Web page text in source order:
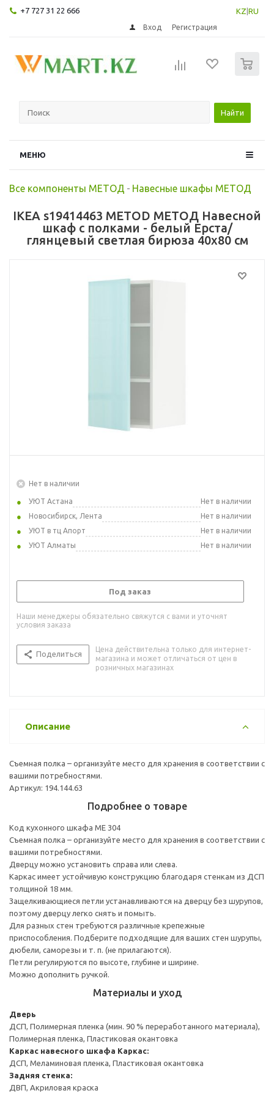
+7 727 31 22 666 KZ RU
Вход Регистрация
Найти
МЕНЮ
Все компоненты МЕТОД - Навесные шкафы МЕТОД
IKEA s19414463 METOD МЕТОД Навесной
шкаф с полками - белый Ерста/
глянцевый светлая бирюза 40x80 см
Нет в наличии
УЮТ Астана
Нет в наличии
Новосибирск, Лента
Нет в наличии
УЮТ в тц Апорт
Нет в наличии
УЮТ Алматы
Нет в наличии
Под заказ
Наши менеджеры обязательно свяжутся с вами и уточнят
условия заказа
Поделиться
Цена действительна только для интернет-
магазина и может отличаться от цен в
розничных магазинах
Описание
Съемная полка – организуйте место для хранения в соответствии с
вашими потребностями.
Артикул: 194.144.63
Подробнее о товаре
Код кухонного шкафа ME 304
Съемная полка – организуйте место для хранения в соответствии с
вашими потребностями.
Дверцу можно установить справа или слева.
Каркас имеет устойчивую конструкцию благодаря стенкам из ДСП
толщиной 18 мм.
Защелкивающиеся петли устанавливаются на дверцу без шурупов,
поэтому дверцу легко снять и помыть.
Для разных стен требуются различные крепежные
приспособления. Подберите подходящие для ваших стен шурупы,
дюбели, саморезы и т. п. (не прилагаются).
Петли регулируются по высоте, глубине и ширине.
Можно дополнить ручкой.
Материалы и уход
Дверь
ДСП, Полимерная пленка (мин. 90 % переработанного материала),
Полимерная пленка, Пластиковая окантовка
Каркас навесного шкафа Каркас:
ДСП, Меламиновая пленка, Пластиковая окантовка
Задняя стенка:
ДВП, Акриловая краска